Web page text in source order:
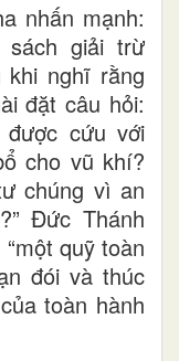
nhấn mạnh:
sách giải trừ
nghĩ rằng
đặt câu hỏi:
được cứu với
cho vũ khí?
chúng vì an
Đức Thánh
quỹ toàn
đói và thúc
toàn hành